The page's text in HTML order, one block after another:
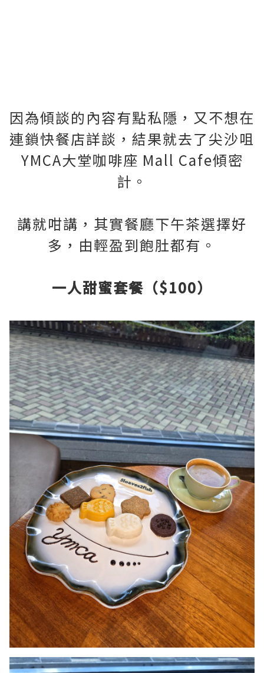
因為傾談的內容有點私隱，又不想在
連鎖快餐店詳談，結果就去了尖沙咀
YMCA大堂咖啡座 Mall Cafe傾密
計。
講就咁講，其實餐廳下午茶選擇好
多，由輕盈到飽肚都有。
一人甜蜜套餐（$100）